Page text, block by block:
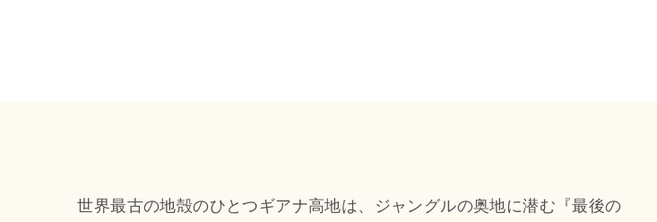
世界最古の地殻のひとつギアナ高地は、ジャングルの奥地に潜む『最後の